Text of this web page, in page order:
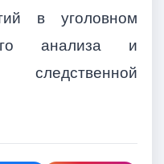
в уголовном
анализа и